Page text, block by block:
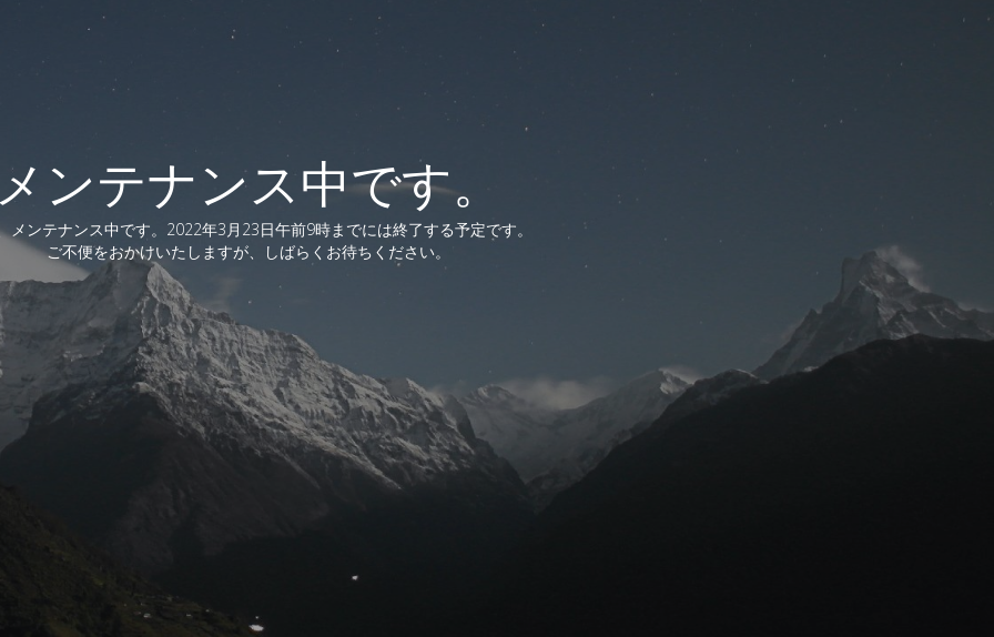
ンテナンス中です。
メンテナンス中です。2022年3月23日午前9時までには終了する予定です。
ご不便をおかけいたしますが、しばらくお待ちください。